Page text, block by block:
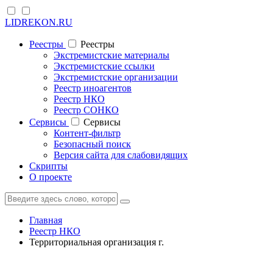
LIDREKON.RU
Реестры
Реестры
Экстремистские материалы
Экстремистские ссылки
Экстремистские организации
Реестр иноагентов
Реестр НКО
Реестр СОНКО
Cервисы
Cервисы
Контент-фильтр
Безопасный поиск
Версия сайта для слабовидящих
Скрипты
О проекте
Главная
Реестр НКО
Территориальная организация г.